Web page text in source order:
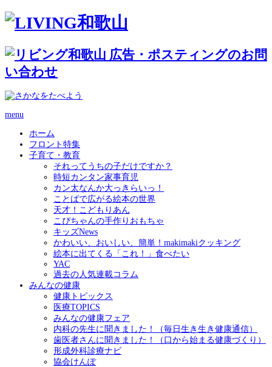
menu
ホーム
フロント特集
子育て・教育
それってうちの子だけですか？
時短カンタン家事育児
カン太なんか大っきらいっ！
ことばで広がる絵本の世界
天才！こどもりあん
こぴちゃんの手作りおもちゃ
キッズNews
かわいい、おいしい、簡単！makimakiクッキング
絵本に出てくる「これ！」食べたい
YAC
過去の人気連載コラム
みんなの健康
健康トピックス
医療TOPICS
みんなの健康フェア
内科の先生に聞きました！（毎日生き生き健康通信）
歯医者さんに聞きました！（口から始まる健康づくり）
形成外科診療ナビ
協会けんぽ